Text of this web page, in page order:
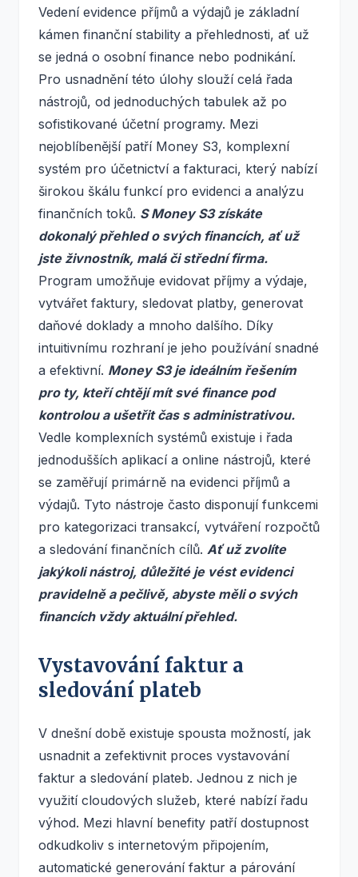
Vedení evidence příjmů a výdajů je základní
kámen finanční stability a přehlednosti, ať už
se jedná o osobní finance nebo podnikání.
Pro usnadnění této úlohy slouží celá řada
nástrojů, od jednoduchých tabulek až po
sofistikované účetní programy. Mezi
nejoblíbenější patří Money S3, komplexní
systém pro účetnictví a fakturaci, který nabízí
širokou škálu funkcí pro evidenci a analýzu
finančních toků. S Money S3 získáte
dokonalý přehled o svých financích, ať už
jste živnostník, malá či střední firma.
Program umožňuje evidovat příjmy a výdaje,
vytvářet faktury, sledovat platby, generovat
daňové doklady a mnoho dalšího. Díky
intuitivnímu rozhraní je jeho používání snadné
a efektivní. Money S3 je ideálním řešením
pro ty, kteří chtějí mít své finance pod
kontrolou a ušetřit čas s administrativou.
Vedle komplexních systémů existuje i řada
jednodušších aplikací a online nástrojů, které
se zaměřují primárně na evidenci příjmů a
výdajů. Tyto nástroje často disponují funkcemi
pro kategorizaci transakcí, vytváření rozpočtů
a sledování finančních cílů. Ať už zvolíte
jakýkoli nástroj, důležité je vést evidenci
pravidelně a pečlivě, abyste měli o svých
financích vždy aktuální přehled.
Vystavování faktur a
sledování plateb
V dnešní době existuje spousta možností, jak
usnadnit a zefektivnit proces vystavování
faktur a sledování plateb. Jednou z nich je
využití cloudových služeb, které nabízí řadu
výhod. Mezi hlavní benefity patří dostupnost
odkudkoliv s internetovým připojením,
automatické generování faktur a párování